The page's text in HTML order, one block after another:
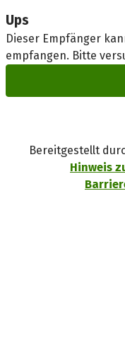
Ups
Dieser Empfänger
empfangen. Bitte
Bereitgestellt
Hinweis